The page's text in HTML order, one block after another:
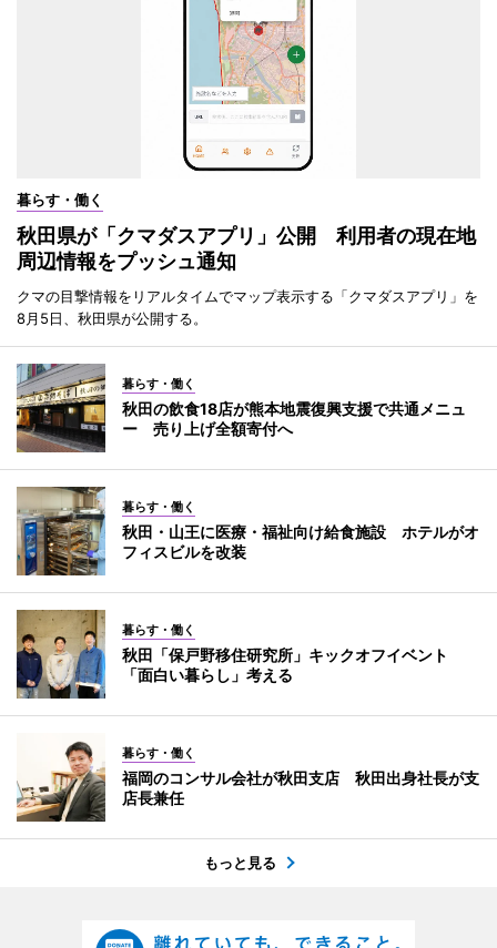
暮らす・働く
秋田県が「クマダスアプリ」公開 利用者の現在地
周辺情報をプッシュ通知
クマの目撃情報をリアルタイムでマップ表示する「クマダスアプリ」を
8月5日、秋田県が公開する。
暮らす・働く
秋田の飲食18店が熊本地震復興支援で共通メニュ
ー 売り上げ全額寄付へ
暮らす・働く
秋田・山王に医療・福祉向け給食施設 ホテルがオ
フィスビルを改装
暮らす・働く
秋田「保戸野移住研究所」キックオフイベント
「面白い暮らし」考える
暮らす・働く
福岡のコンサル会社が秋田支店 秋田出身社長が支
店長兼任
もっと見る